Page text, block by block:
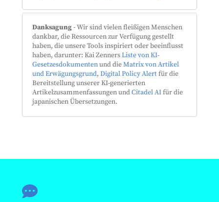
Danksagung- Wir sind vielen fleißigen Menschen
dankbar, die Ressourcen zur Verfügung gestellt
haben, die unsere Tools inspiriert oder beeinflusst
haben, darunter: Kai ZennersListe von KI-
Gesetzesdokumentenund dieMatrix von Artikel
und Erwägungsgrund, Digital Policy Alertfür die
Bereitstellung unserer KI-generierten
Artikelzusammenfassungen undCitadel AIfür die
japanischen Übersetzungen.
